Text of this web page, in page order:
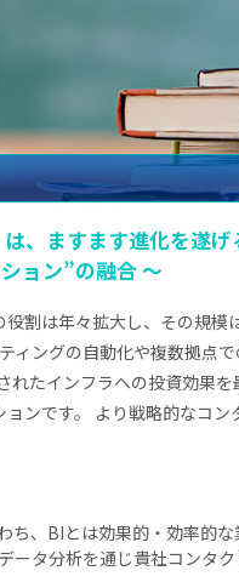
、ますます進化を遂げ
ョン”の融合 ～
割は年々拡大し、その規
ィングの自動化や複数拠点
れたインフラへの投資効果
ンです。 より戦略的なコ
、BIとは効果的・効率的
ータ分析を通じ貴社コンタ